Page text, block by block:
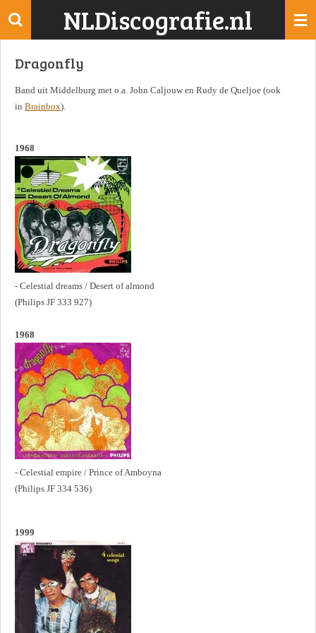
Ga
de
NLDiscografie.nl
Dragonfly
Band uit Middelburg met o.a. John Caljouw en Rudy de Queljoe (ook
in Brainbox).
1968
- Celestial dreams / Desert of almond
(Philips JF 333 927)
1968
- Celestial empire / Prince of Amboyna
(Philips JF 334 536)
1999